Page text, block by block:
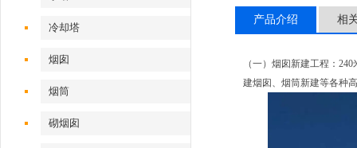
冷却塔
烟囱
烟筒
砌烟囱
产品介绍 相
（一）烟囱新建工程：
建烟囱、烟筒新建等各种